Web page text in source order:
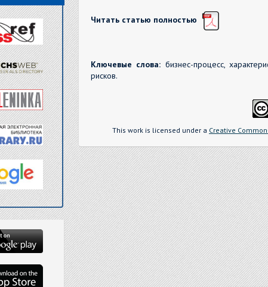
Читать статью полностью
Ключевые слова: бизнес-процесс,
рисков.
This work is licensed under a Creative